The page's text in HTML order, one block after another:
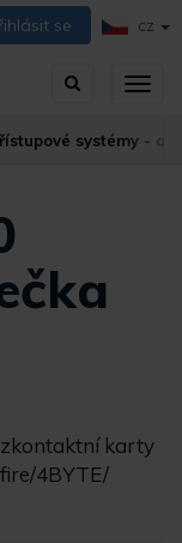
se CZ
Vyhledávání
systémy -
karty
4BYTE/